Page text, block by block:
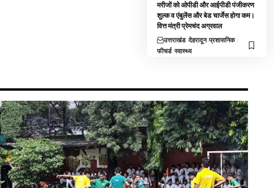
मरीजों को ओपीडी और आईपीडी पंजीकरण
शुल्क व एंबुलेंस और बेड चार्जेस होगा कम।
वित्त मंत्री प्रेमचंद अग्रवाल
उत्तराखंड देहरादून प्रशासनिक
फीचर्ड स्वास्थ्य